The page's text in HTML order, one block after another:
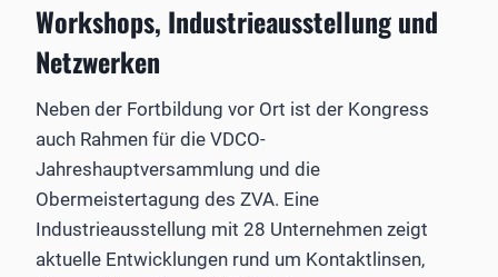
Workshops, Industrieausstellung und
Netzwerken
Neben der Fortbildung vor Ort ist der Kongress
auch Rahmen für die VDCO-
Jahreshauptversammlung und die
Obermeistertagung des ZVA. Eine
Industrieausstellung mit 28 Unternehmen zeigt
aktuelle Entwicklungen rund um Kontaktlinsen,